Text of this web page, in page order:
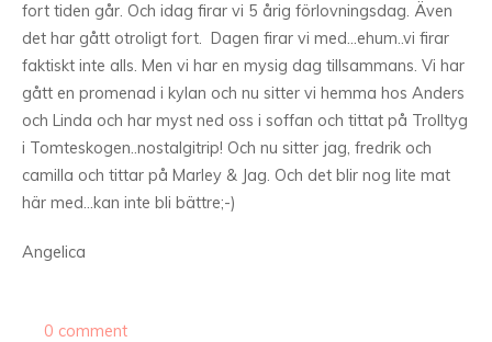
fort tiden går. Och idag firar vi 5 årig förlovningsdag. Även
det har gått otroligt fort. Dagen firar vi med…ehum..vi firar
faktiskt inte alls. Men vi har en mysig dag tillsammans. Vi har
gått en promenad i kylan och nu sitter vi hemma hos Anders
och Linda och har myst ned oss i soffan och tittat på Trolltyg
i Tomteskogen..nostalgitrip! Och nu sitter jag, fredrik och
camilla och tittar på Marley & Jag. Och det blir nog lite mat
här med…kan inte bli bättre;-)
Angelica
0 comment